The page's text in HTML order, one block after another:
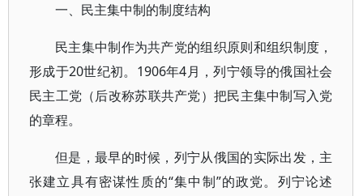
一、民主集中制的制度结构
民主集中制作为共产党的组织原则和组织制度，
形成于20世纪初。1906年4月，列宁领导的俄国社会
民主工党（后改称苏联共产党）把民主集中制写入党
的章程。
但是，最早的时候，列宁从俄国的实际出发，主
张建立具有密谋性质的“集中制”的政党。列宁论述